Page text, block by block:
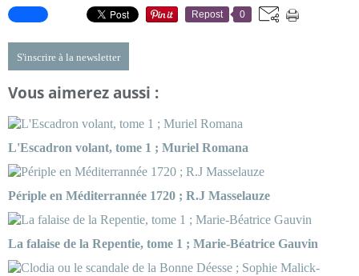
Repost 0
S'inscrire à la newsletter
Vous aimerez aussi :
L'Escadron volant, tome 1 ; Muriel Romana
Périple en Méditerrannée 1720 ; R.J Masselauze
La falaise de la Repentie, tome 1 ; Marie-Béatrice Gauvin